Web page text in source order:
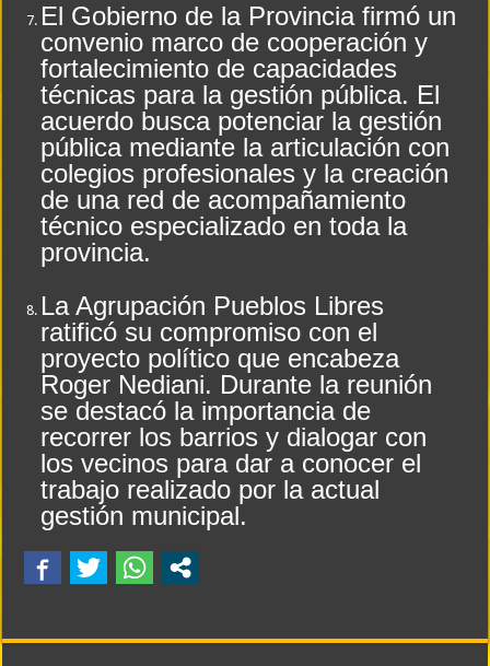
El Gobierno de la Provincia firmó un
convenio marco de cooperación y
fortalecimiento de capacidades
técnicas para la gestión pública. El
acuerdo busca potenciar la gestión
pública mediante la articulación con
colegios profesionales y la creación
de una red de acompañamiento
técnico especializado en toda la
provincia.
La Agrupación Pueblos Libres
ratificó su compromiso con el
proyecto político que encabeza
Roger Nediani. Durante la reunión
se destacó la importancia de
recorrer los barrios y dialogar con
los vecinos para dar a conocer el
trabajo realizado por la actual
gestión municipal.